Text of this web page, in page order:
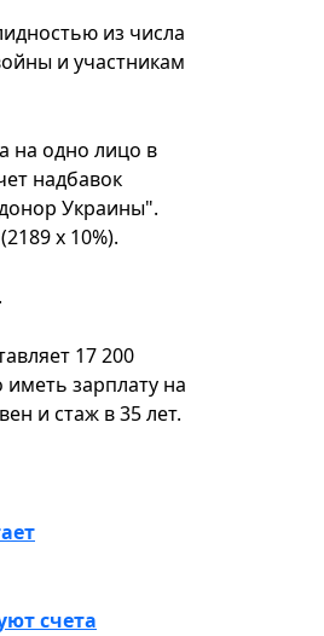
из числа
и участникам
на одно лицо в
надбавок
Украины".
х 10%).
17 200
зарплату на
и стаж в 35 лет.
счета